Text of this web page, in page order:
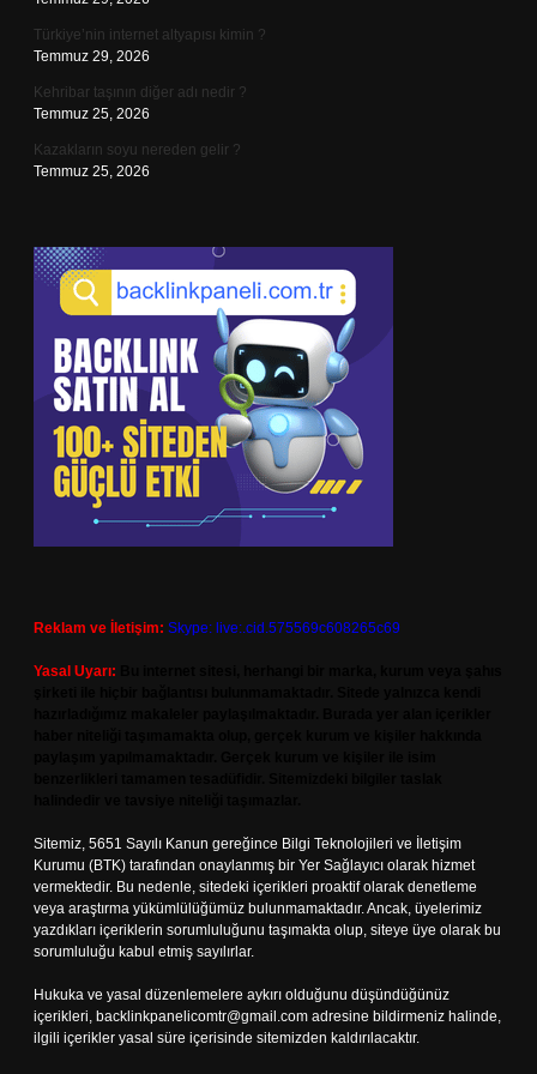
Türkiye’nin internet altyapısı kimin ?
Temmuz 29, 2026
Kehribar taşının diğer adı nedir ?
Temmuz 25, 2026
Kazakların soyu nereden gelir ?
Temmuz 25, 2026
Reklam ve İletişim: Skype: live:.cid.575569c608265c69
Yasal Uyarı:
Sitemiz, 5651 Sayılı Kanun gereğince Bilgi Teknolojileri ve İletişim
Kurumu (BTK) tarafından onaylanmış bir Yer Sağlayıcı olarak hizmet
vermektedir. Bu nedenle, sitedeki içerikleri proaktif olarak denetleme
veya araştırma yükümlülüğümüz bulunmamaktadır. Ancak, üyelerimiz
yazdıkları içeriklerin sorumluluğunu taşımakta olup, siteye üye olarak bu
sorumluluğu kabul etmiş sayılırlar.
Hukuka ve yasal düzenlemelere aykırı olduğunu düşündüğünüz
içerikleri, backlinkpanelicomtr@gmail.com adresine bildirmeniz halinde,
ilgili içerikler yasal süre içerisinde sitemizden kaldırılacaktır.